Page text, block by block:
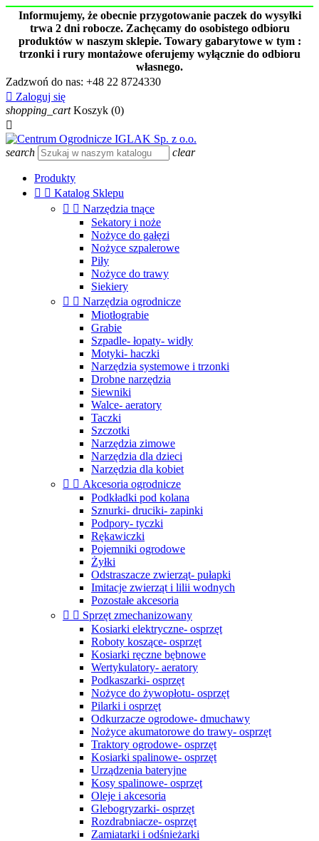
Informujemy, że obecnie przygotowanie paczek do wysyłki
trwa 2 dni robocze. Zachęcamy do osobistego odbioru
produktów w naszym sklepie. Towary gabarytowe w tym :
trzonki i rury montażowe oferujemy wyłącznie do odbioru
własnego.
Zadzwoń do nas: +48 22 8724330
 Zaloguj się
shopping_cart Koszyk (0)

search clear
Produkty
  Katalog Sklepu
  Narzędzia tnące
Sekatory i noże
Nożyce do gałęzi
Nożyce szpalerowe
Piły
Nożyce do trawy
Siekiery
  Narzędzia ogrodnicze
Miotłograbie
Grabie
Szpadle- łopaty- widły
Motyki- haczki
Narzędzia systemowe i trzonki
Drobne narzędzia
Siewniki
Walce- aeratory
Taczki
Szczotki
Narzędzia zimowe
Narzędzia dla dzieci
Narzędzia dla kobiet
  Akcesoria ogrodnicze
Podkładki pod kolana
Sznurki- druciki- zapinki
Podpory- tyczki
Rękawiczki
Pojemniki ogrodowe
Żyłki
Odstraszacze zwierząt- pułapki
Imitacje zwierząt i lilii wodnych
Pozostałe akcesoria
  Sprzęt zmechanizowany
Kosiarki elektryczne- osprzęt
Roboty koszące- osprzęt
Kosiarki ręczne bębnowe
Wertykulatory- aeratory
Podkaszarki- osprzęt
Nożyce do żywopłotu- osprzęt
Pilarki i osprzęt
Odkurzacze ogrodowe- dmuchawy
Nożyce akumatorowe do trawy- osprzęt
Traktory ogrodowe- osprzęt
Kosiarki spalinowe- osprzęt
Urządzenia bateryjne
Kosy spalinowe- osprzęt
Oleje i akcesoria
Glebogryzarki- osprzęt
Rozdrabniacze- osprzęt
Zamiatarki i odśnieżarki